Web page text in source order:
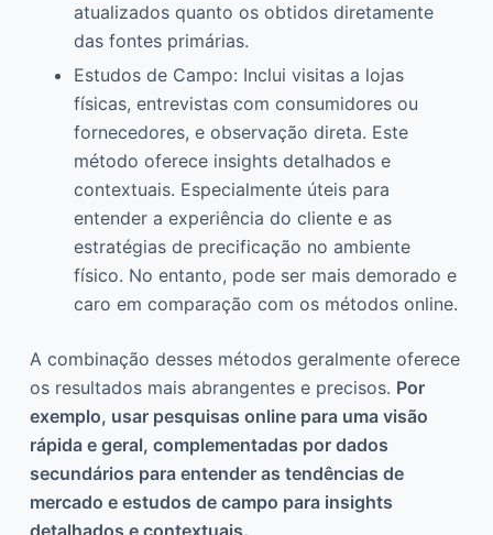
atualizados quanto os obtidos diretamente
das fontes primárias.
Estudos de Campo: Inclui visitas a lojas
físicas, entrevistas com consumidores ou
fornecedores, e observação direta. Este
método oferece insights detalhados e
contextuais. Especialmente úteis para
entender a experiência do cliente e as
estratégias de precificação no ambiente
físico. No entanto, pode ser mais demorado e
caro em comparação com os métodos online.
A combinação desses métodos geralmente oferece
os resultados mais abrangentes e precisos. Por
exemplo, usar pesquisas online para uma visão
rápida e geral, complementadas por dados
secundários para entender as tendências de
mercado e estudos de campo para insights